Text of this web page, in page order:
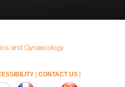
CONTACT US